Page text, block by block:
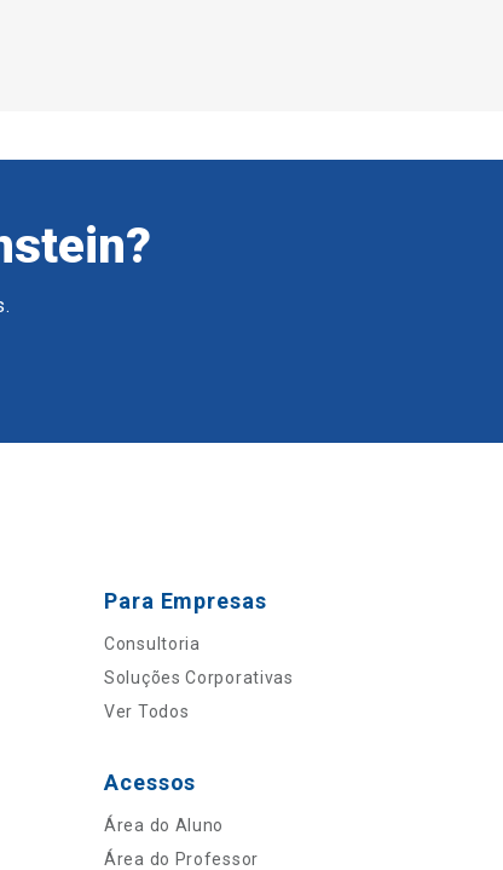
Para Empresas
Consultoria
Soluções Corporativas
Ver Todos
Acessos
Área do Aluno
Área do Professor